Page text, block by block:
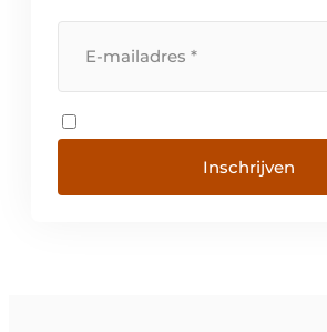
Inschrijven